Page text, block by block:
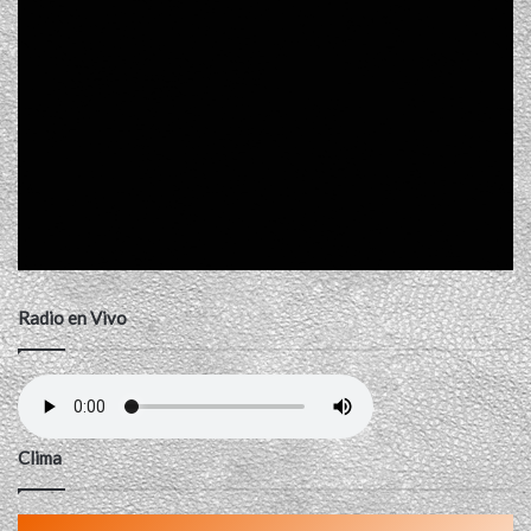
Radio en Vivo
Clima